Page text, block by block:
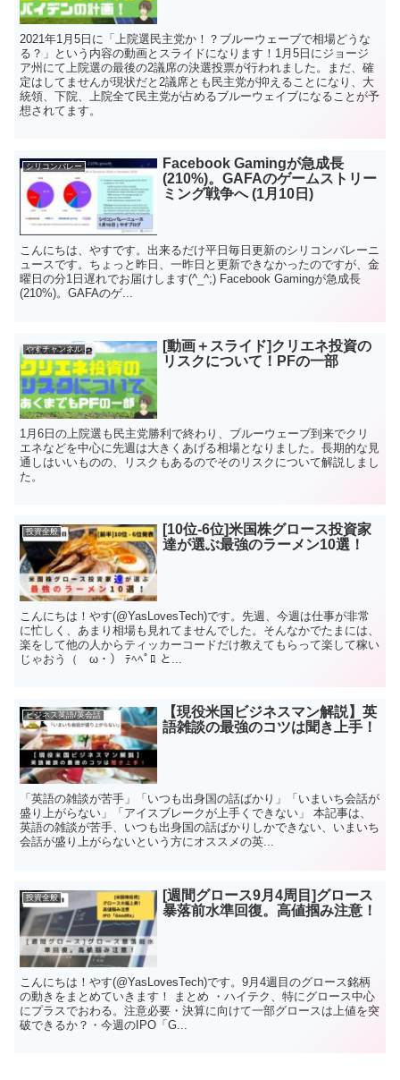
2021年1月5日に「上院選民主党か！？ブルーウェーブで相場どうな
る？」という内容の動画とスライドになります！1月5日にジョージ
ア州にて上院選の最後の2議席の決選投票が行われました。まだ、確
定はしてませんが現状だと2議席とも民主党が抑えることになり、大
統領、下院、上院全て民主党が占めるブルーウェイブになることが予
想されてます。
シリコンバレー
Facebook Gamingが急成長
(210%)。GAFAのゲームストリー
ミング戦争へ (1月10日)
こんにちは、やすです。出来るだけ平日毎日更新のシリコンバレーニ
ュースです。ちょっと昨日、一昨日と更新できなかったのですが、金
曜日の分1日遅れでお届けします(^_^;) Facebook Gamingが急成長
(210%)。GAFAのゲ...
やすチャンネル
[動画＋スライド]クリエネ投資の
リスクについて！PFの一部
1月6日の上院選も民主党勝利で終わり、ブルーウェーブ到来でクリ
エネなどを中心に先週は大きくあげる相場となりました。長期的な見
通しはいいものの、リスクもあるのでそのリスクについて解説しまし
た。
投資全般
[10位-6位]米国株グロース投資家
達が選ぶ最強のラーメン10選！
こんにちは！やす(@YasLovesTech)です。先週、今週は仕事が非常
に忙しく、あまり相場も見れてませんでした。そんなかでたまには、
楽をして他の人からティッカーコードだけ教えてもらって楽して稼い
じゃおう（ゝω・） ﾃﾍﾍﾟﾛ と...
ビジネス英語/英会話
【現役米国ビジネスマン解説】英
語雑談の最強のコツは聞き上手！
「英語の雑談が苦手」「いつも出身国の話ばかり」「いまいち会話が
盛り上がらない」「アイスブレークが上手くできない」 本記事は、
英語の雑談が苦手、いつも出身国の話ばかりしかできない、いまいち
会話が盛り上がらないという方にオススメの英...
投資全般
[週間グロース9月4周目]グロース
暴落前水準回復。高値掴み注意！
こんにちは！やす(@YasLovesTech)です。9月4週目のグロース銘柄
の動きをまとめていきます！ まとめ ・ハイテク、特にグロース中心
にプラスでおわる。注意必要・決算に向けて一部グロースは上値を突
破できるか？・今週のIPO「G...